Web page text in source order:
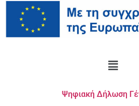
Ψηφιακή Δήλωση